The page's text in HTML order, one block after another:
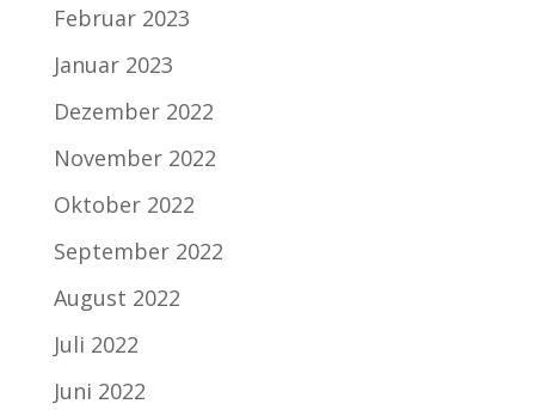
Februar 2023
Januar 2023
Dezember 2022
November 2022
Oktober 2022
September 2022
August 2022
Juli 2022
Juni 2022